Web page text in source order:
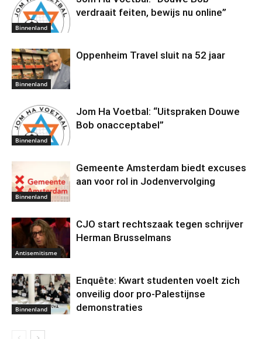
Binnenland
verdraait feiten, bewijs nu online”
Binnenland
Oppenheim Travel sluit na 52 jaar
Binnenland
Jom Ha Voetbal: “Uitspraken Douwe
Bob onacceptabel”
Binnenland
Gemeente Amsterdam biedt excuses
aan voor rol in Jodenvervolging
Antisemitisme
CJO start rechtszaak tegen schrijver
Herman Brusselmans
Binnenland
Enquête: Kwart studenten voelt zich
onveilig door pro-Palestijnse
demonstraties